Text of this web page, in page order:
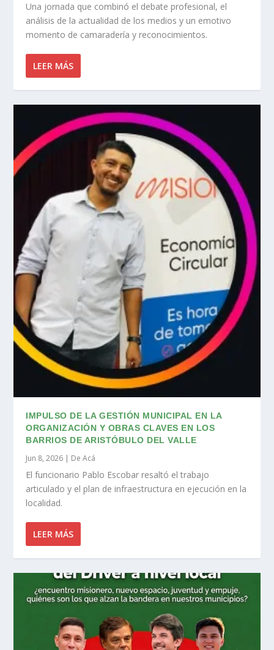
Una jornada que combinó el debate profesional, el
análisis de la actualidad de los medios y un emotivo
momento de camaradería y reconocimientos.
LEER MÁS
IMPULSO DE LA GESTIÓN MUNICIPAL EN LA
ORGANIZACIÓN Y OBRAS CLAVES EN LOS
BARRIOS DE ARISTÓBULO DEL VALLE
Jun 8, 2026 | De Acá
El funcionario Pablo Escobar resaltó el trabajo
articulado y el plan de infraestructura en ejecución en la
localidad.
LEER MÁS